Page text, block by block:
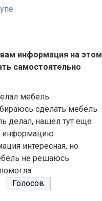
информация на этом
самостоятельно
мебель
сделать мебель
делал, нашел тут еще
информацию
интересная, но
не решаюсь